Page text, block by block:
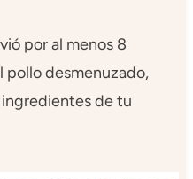
por al menos 8
pollo desmenuzado,
de tu